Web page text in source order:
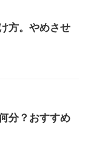
方。やめさせ
分？おすすめ